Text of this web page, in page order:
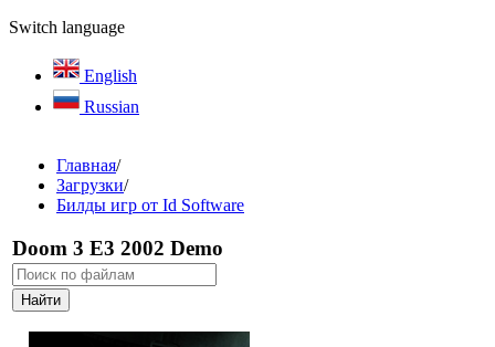
Switch language
English
Russian
Главная/
Загрузки/
Билды игр от Id Software
Doom 3 E3 2002 Demo